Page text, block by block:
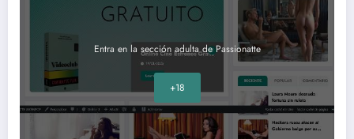
Entra en la sección adulta de Passionatte
+18